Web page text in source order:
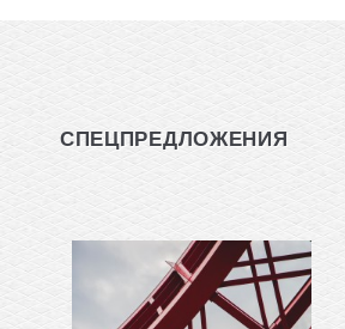
СПЕЦПРЕДЛОЖЕНИЯ